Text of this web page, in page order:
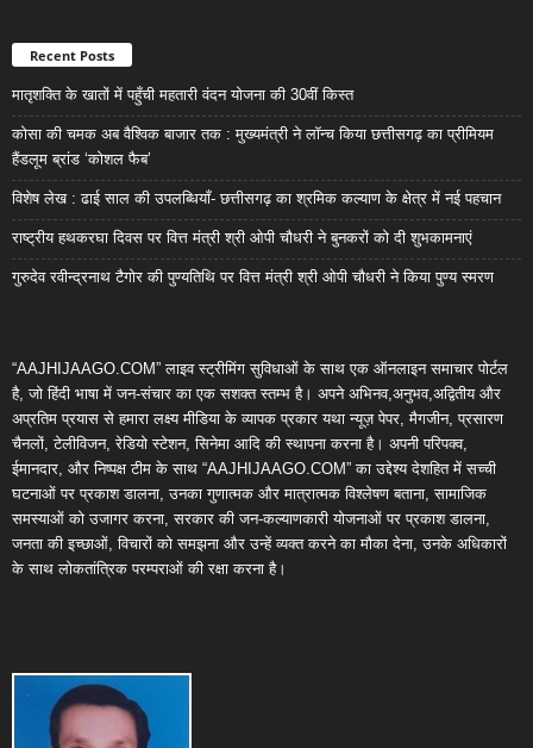
Recent Posts
मातृशक्ति के खातों में पहुँची महतारी वंदन योजना की 30वीं किस्त
कोसा की चमक अब वैश्विक बाजार तक : मुख्यमंत्री ने लॉन्च किया छत्तीसगढ़ का प्रीमियम
हैंडलूम ब्रांड ‘कोशल फैब’
विशेष लेख : ढाई साल की उपलब्धियाँ- छत्तीसगढ़ का श्रमिक कल्याण के क्षेत्र में नई पहचान
राष्ट्रीय हथकरघा दिवस पर वित्त मंत्री श्री ओपी चौधरी ने बुनकरों को दी शुभकामनाएं
गुरुदेव रवीन्द्रनाथ टैगोर की पुण्यतिथि पर वित्त मंत्री श्री ओपी चौधरी ने किया पुण्य स्मरण
“AAJHIJAAGO.COM” लाइव स्ट्रीमिंग सुविधाओं के साथ एक ऑनलाइन समाचार पोर्टल
है, जो हिंदी भाषा में जन-संचार का एक सशक्त स्तम्भ है। अपने अभिनव,अनुभव,अद्वितीय और
अप्रतिम प्रयास से हमारा लक्ष्य मीडिया के व्यापक प्रकार यथा न्यूज़ पेपर, मैगजीन, प्रसारण
चैनलों, टेलीविजन, रेडियो स्टेशन, सिनेमा आदि की स्थापना करना है। अपनी परिपक्व,
ईमानदार, और निष्पक्ष टीम के साथ “AAJHIJAAGO.COM” का उद्देश्य देशहित में सच्ची
घटनाओं पर प्रकाश डालना, उनका गुणात्मक और मात्रात्मक विश्लेषण बताना, सामाजिक
समस्याओं को उजागर करना, सरकार की जन-कल्याणकारी योजनाओं पर प्रकाश डालना,
जनता की इच्छाओं, विचारों को समझना और उन्हें व्यक्त करने का मौका देना, उनके अधिकारों
के साथ लोकतांत्रिक परम्पराओं की रक्षा करना है।